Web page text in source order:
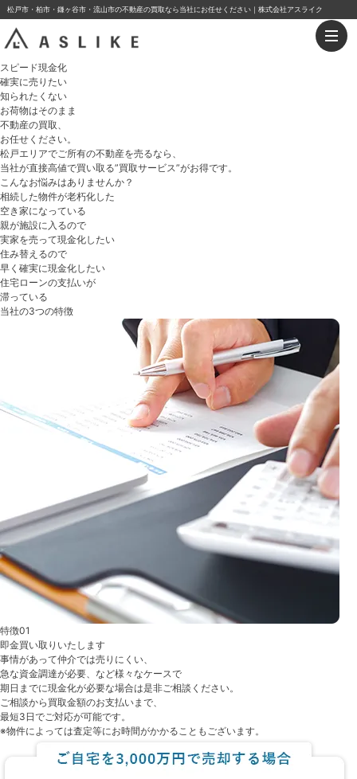
松戸市・柏市・鎌ヶ谷市・流山市の不動産の買取なら当社にお任せください｜株式会社アスライク
スピード現金化
確実に売りたい
知られたくない
お荷物はそのまま
不動産の買取、
お任せください。
松戸エリアでご所有の不動産を売るなら、
当社が直接高値で買い取る”買取サービス”がお得です。
こんなお悩みはありませんか？
相続した物件が老朽化した
空き家になっている
親が施設に入るので
実家を売って現金化したい
住み替えるので
早く確実に現金化したい
住宅ローンの支払いが
滞っている
当社の3つの特徴
特徴01
即金買い取りいたします
事情があって仲介では売りにくい、
急な資金調達が必要、など様々なケースで
期日までに現金化が必要な場合は是非ご相談ください。
ご相談から買取金額のお支払いまで、
最短3日でご対応が可能です。
※物件によっては査定等にお時間がかかることもございます。